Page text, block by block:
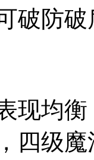
破防
现均
四级